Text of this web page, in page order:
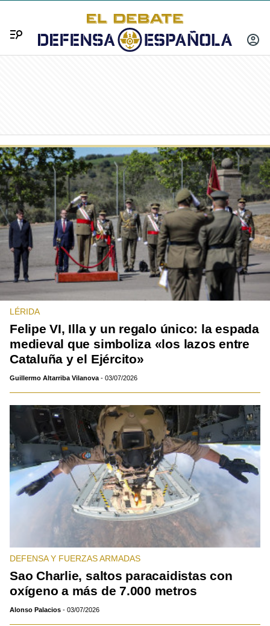
INICIAR
Menú
LÉRIDA
Felipe VI, Illa y un regalo único: la espada
medieval que simboliza «los lazos entre
Cataluña y el Ejército»
Guillermo Altarriba Vilanova 03/07/2026
DEFENSA Y FUERZAS ARMADAS
Sao Charlie, saltos paracaidistas con
oxígeno a más de 7.000 metros
Alonso Palacios 03/07/2026